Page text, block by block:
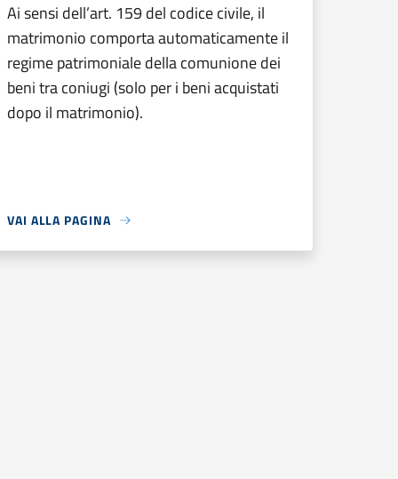
Ai sensi dell’art. 159 del codice civile, il
matrimonio comporta automaticamente il
regime patrimoniale della comunione dei
beni tra coniugi (solo per i beni acquistati
dopo il matrimonio).
VAI ALLA PAGINA